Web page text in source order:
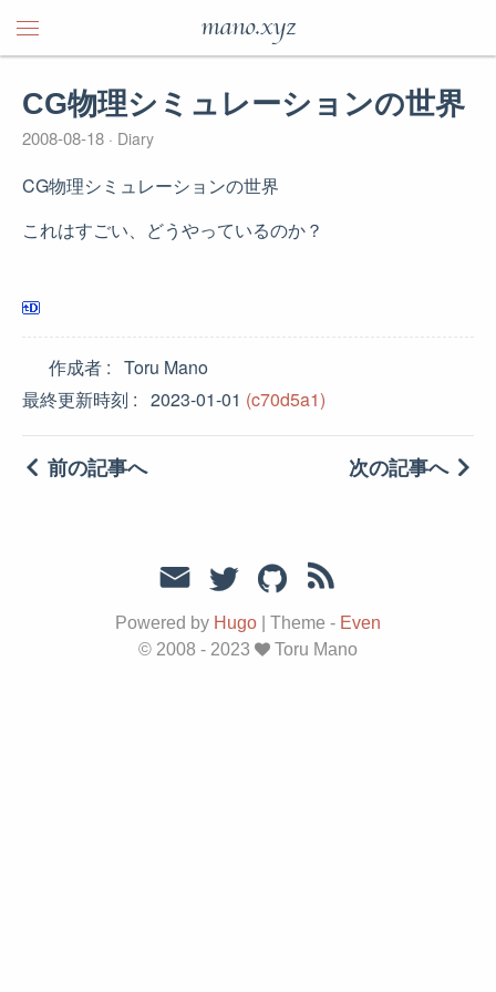
mano.xyz
CG物理シミュレーションの世界
2008-08-18 Diary
CG物理シミュレーションの世界
これはすごい、どうやっているのか？
作成者
Toru Mano
最終更新時刻
2023-01-01 (c70d5a1)
前の記事へ 次の記事へ
Powered by Hugo Theme - Even
© 2008 - 2023
Toru Mano